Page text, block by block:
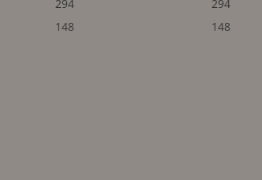
294
294
148 148